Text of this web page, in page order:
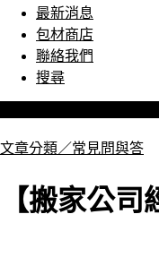
最新消息
包材商店
聯絡我們
搜尋
文章分類／常見問與答
【搬家公